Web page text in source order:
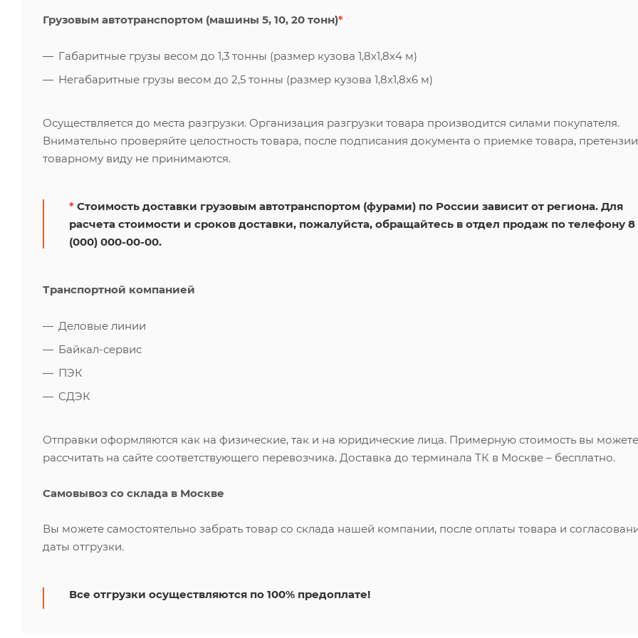
Грузовым автотранспортом (машины 5, 10, 20 тонн)*
Габаритные грузы весом до 1,3 тонны (размер кузова 1,8х1,8х4 м)
Негабаритные грузы весом до 2,5 тонны (размер кузова 1,8х1,8х6 м)
Осуществляется до места разгрузки. Организация разгрузки товара производится силами покупателя.
Внимательно проверяйте целостность товара, после подписания документа о приемке товара,
товарному виду не принимаются.
* Стоимость доставки грузовым автотранспортом (фурами) по России зависит от региона. Для
расчета стоимости и сроков доставки, пожалуйста, обращайтесь в отдел продаж по телефону 8
(000) 000-00-00.
Транспортной компанией
Деловые линии
Байкал-сервис
ПЭК
СДЭК
Отправки оформляются как на физические, так и на юридические лица. Примерную стоимость вы можете
рассчитать на сайте соответствующего перевозчика. Доставка до терминала ТК в Москве – бесплатно.
Самовывоз со склада в Москве
Вы можете самостоятельно забрать товар со склада нашей компании, после оплаты товара и
даты отгрузки.
Все отгрузки осуществляются по 100% предоплате!